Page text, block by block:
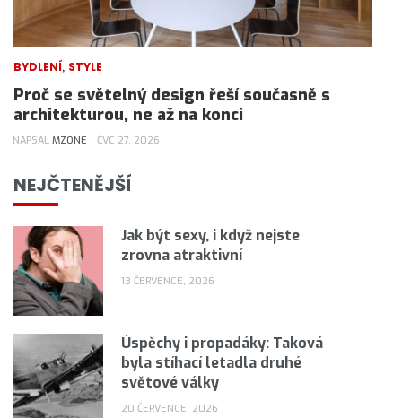
BYDLENÍ, STYLE
Proč se světelný design řeší současně s
architekturou, ne až na konci
NAPSAL MZONE ČVC 27, 2026
NEJČTENĚJŠÍ
Jak být sexy, i když nejste
zrovna atraktivní
13 ČERVENCE, 2026
Úspěchy i propadáky: Taková
byla stíhací letadla druhé
světové války
20 ČERVENCE, 2026